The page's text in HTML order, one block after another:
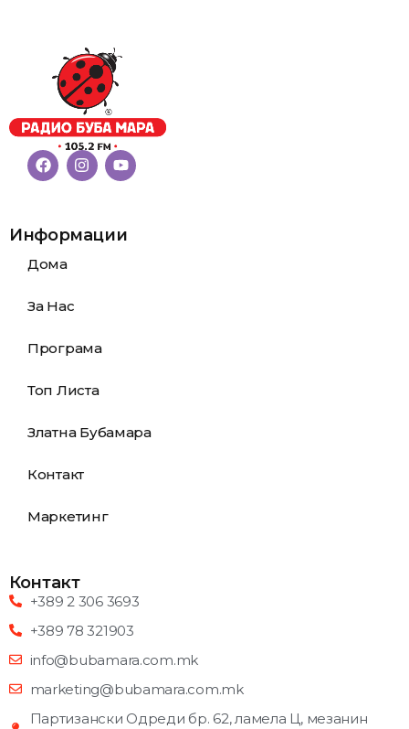
Информации
Дома
За Нас
Програма
Топ Листа
Златна Бубамара
Контакт
Маркетинг
Контакт
+389 2 306 3693
+389 78 321903
info@bubamara.com.mk
marketing@bubamara.com.mk
Партизански Одреди бр. 62, ламела Ц, мезанин